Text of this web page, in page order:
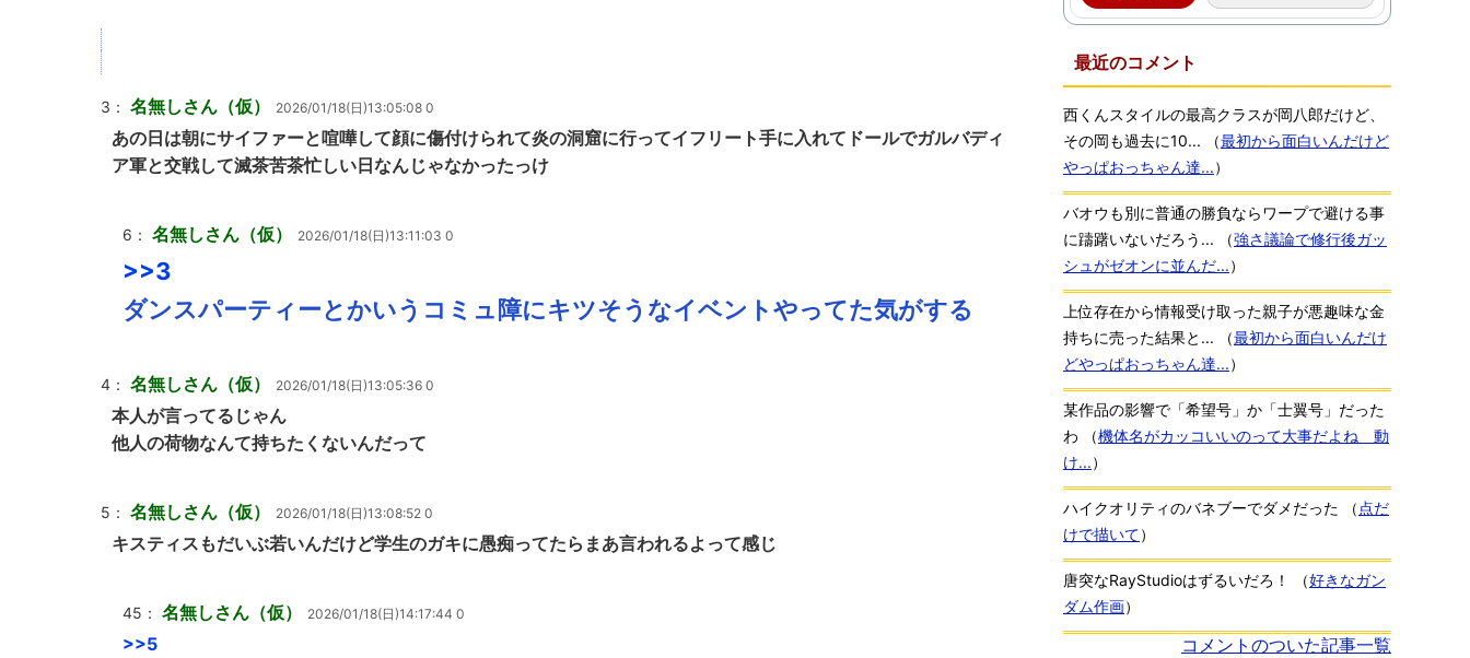
3： 名無しさん（仮） 2026/01/18(日)13:05:08 0
あの日は朝にサイファーと喧嘩して顔に傷付けられて炎の洞窟に行ってイフリート手に入れてドールでガルバディ
ア軍と交戦して滅茶苦茶忙しい日なんじゃなかったっけ
6： 名無しさん（仮） 2026/01/18(日)13:11:03 0
>>3
ダンスパーティーとかいうコミュ障にキツそうなイベントやってた気がする
4： 名無しさん（仮） 2026/01/18(日)13:05:36 0
本人が言ってるじゃん
他人の荷物なんて持ちたくないんだって
5： 名無しさん（仮） 2026/01/18(日)13:08:52 0
キスティスもだいぶ若いんだけど学生のガキに愚痴ってたらまあ言われるよって感じ
45： 名無しさん（仮） 2026/01/18(日)14:17:44 0
>>5
最近のコメント
西くんスタイルの最高クラスが岡八郎だけど、
その岡も過去に10...
（最初から面白いんだけど
やっぱおっちゃん達...）
バオウも別に普通の勝負ならワープで避ける事
に躊躇いないだろう...
（強さ議論で修行後ガッ
シュがゼオンに並んだ...）
上位存在から情報受け取った親子が悪趣味な金
持ちに売った結果と...
（最初から面白いんだけ
どやっぱおっちゃん達...）
某作品の影響で「希望号」か「士翼号」だった
わ
（機体名がカッコいいのって大事だよね 動
け...）
ハイクオリティのバネブーでダメだった （ 点だ
けで描いて）
唐突なRayStudioはずるいだろ！ （好きなガン
ダム作画）
コメントのついた記事一覧